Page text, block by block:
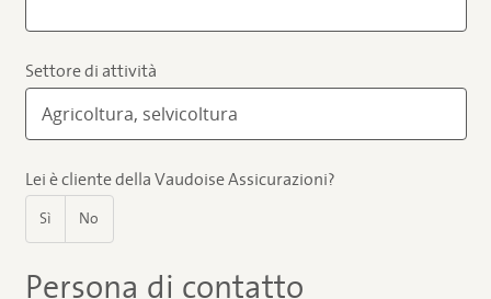
Settore di attività
Lei è cliente della Vaudoise Assicurazioni?
Sì No
Persona di contatto